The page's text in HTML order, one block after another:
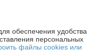
обеспечения удобства
персональных
файлы cookies или